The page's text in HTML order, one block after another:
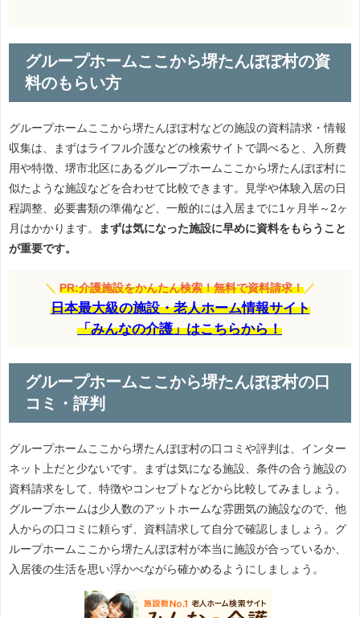
グループホームここから堺たんぽぽ村の資
料のもらい方
グループホームここから堺たんぽぽ村などの施設の資料請求・情報
収集は、まずはライフル介護などの検索サイトで調べると、入所費
用や特徴、堺市北区にあるグループホームここから堺たんぽぽ村に
似たような施設などを合わせて比較できます。見学や体験入居の日
程調整、必要書類の準備など、一般的には入居までに1ヶ月半～2ヶ
月はかかります。
まずは気になった施設に早めに資料をもらうこと
が重要です。
＼ PR:介護施設をかんたん検索！無料で資料請求！ ／
日本最大級の施設・老人ホーム情報サイト
「みんなの介護」はこちらから！
グループホームここから堺たんぽぽ村の口
コミ・評判
グループホームここから堺たんぽぽ村の口コミや評判は、インター
ネット上だと少ないです。まずは気になる施設、条件の合う施設の
資料請求をして、特徴やコンセプトなどから比較してみましょう。
グループホームは少人数のアットホームな雰囲気の施設なので、他
人からの口コミに頼らず、資料請求して自分で確認しましょう。グ
ループホームここから堺たんぽぽ村が本当に施設が合っているか、
入居後の生活を思い浮かべながら確かめるようにしましょう。